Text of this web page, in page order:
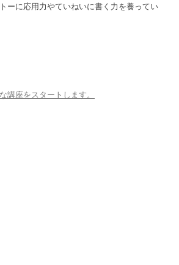
ーに応用力やていねいに書く力を養ってい
講座をスタートします。